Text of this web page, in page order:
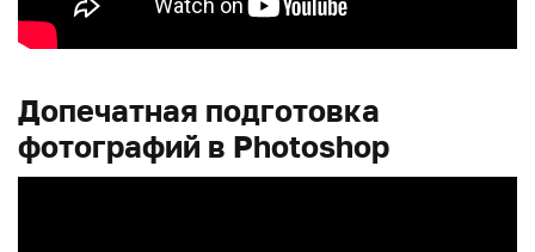
Допечатная подготовка
фотографий в Photoshop